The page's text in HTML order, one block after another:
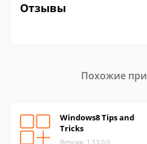
Отзывы
Похожие
Windows8 Tips and
Tricks
Версия: 1.13.0.0